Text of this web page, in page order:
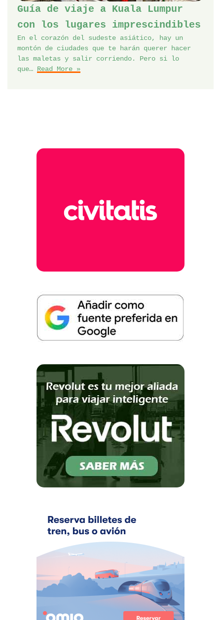
Guía de viaje a Kuala Lumpur
con los lugares imprescindibles
En el corazón del sudeste asiático, hay un
montón de ciudades que te harán querer hacer
las maletas y salir corriendo. Pero si lo
que… Read More »